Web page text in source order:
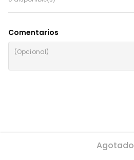
Comentarios
Agotado